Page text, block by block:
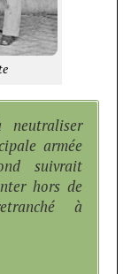
neutraliser
armée
suivrait
hors de
à